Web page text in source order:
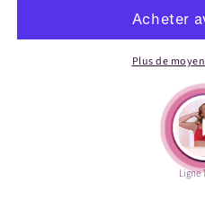
Culotte
Plus de